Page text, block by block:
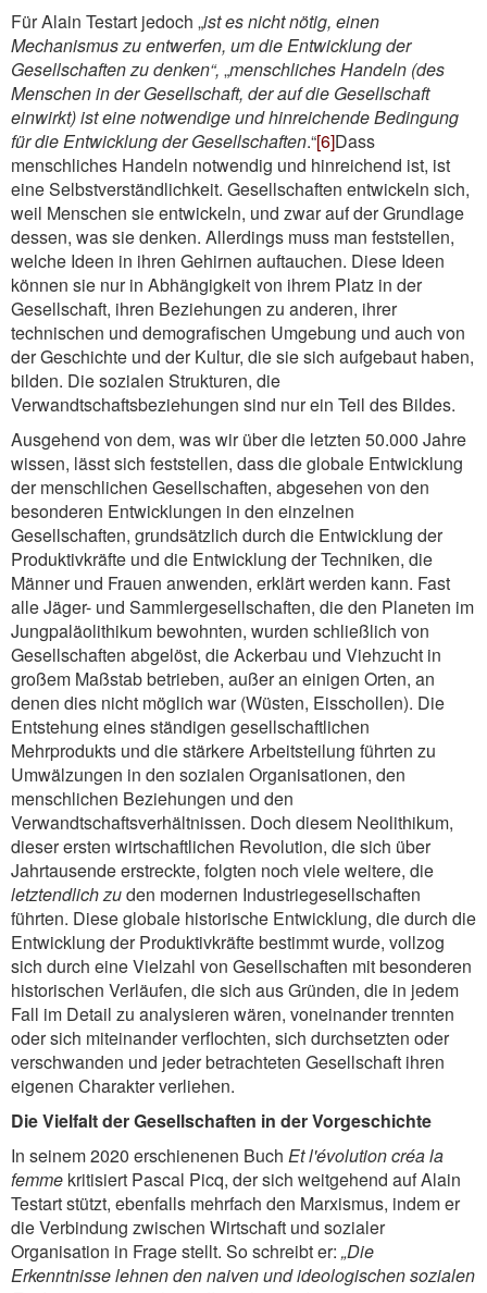
Für Alain Testart jedoch „ist es nicht nötig, einen
Mechanismus zu entwerfen, um die Entwicklung der
Gesellschaften zu denken“, „menschliches Handeln (des
Menschen in der Gesellschaft, der auf die Gesellschaft
einwirkt) ist eine notwendige und hinreichende Bedingung
für die Entwicklung der Gesellschaften.“[6]Dass
menschliches Handeln notwendig und hinreichend ist, ist
eine Selbstverständlichkeit. Gesellschaften entwickeln sich,
weil Menschen sie entwickeln, und zwar auf der Grundlage
dessen, was sie denken. Allerdings muss man feststellen,
welche Ideen in ihren Gehirnen auftauchen. Diese Ideen
können sie nur in Abhängigkeit von ihrem Platz in der
Gesellschaft, ihren Beziehungen zu anderen, ihrer
technischen und demografischen Umgebung und auch von
der Geschichte und der Kultur, die sie sich aufgebaut haben,
bilden. Die sozialen Strukturen, die
Verwandtschaftsbeziehungen sind nur ein Teil des Bildes.
Ausgehend von dem, was wir über die letzten 50.000 Jahre
wissen, lässt sich feststellen, dass die globale Entwicklung
der menschlichen Gesellschaften, abgesehen von den
besonderen Entwicklungen in den einzelnen
Gesellschaften, grundsätzlich durch die Entwicklung der
Produktivkräfte und die Entwicklung der Techniken, die
Männer und Frauen anwenden, erklärt werden kann. Fast
alle Jäger- und Sammlergesellschaften, die den Planeten im
Jungpaläolithikum bewohnten, wurden schließlich von
Gesellschaften abgelöst, die Ackerbau und Viehzucht in
großem Maßstab betrieben, außer an einigen Orten, an
denen dies nicht möglich war (Wüsten, Eisschollen). Die
Entstehung eines ständigen gesellschaftlichen
Mehrprodukts und die stärkere Arbeitsteilung führten zu
Umwälzungen in den sozialen Organisationen, den
menschlichen Beziehungen und den
Verwandtschaftsverhältnissen. Doch diesem Neolithikum,
dieser ersten wirtschaftlichen Revolution, die sich über
Jahrtausende erstreckte, folgten noch viele weitere, die
letztendlich zuden modernen Industriegesellschaften
führten. Diese globale historische Entwicklung, die durch die
Entwicklung der Produktivkräfte bestimmt wurde, vollzog
sich durch eine Vielzahl von Gesellschaften mit besonderen
historischen Verläufen, die sich aus Gründen, die in jedem
Fall im Detail zu analysieren wären, voneinander trennten
oder sich miteinander verflochten, sich durchsetzten oder
verschwanden und jeder betrachteten Gesellschaft ihren
eigenen Charakter verliehen.
Die Vielfalt der Gesellschaften in der Vorgeschichte
In seinem 2020 erschienenen Buch Et l'évolution créa la
femme kritisiert Pascal Picq, der sich weitgehend auf Alain
Testart stützt, ebenfalls mehrfach den Marxismus, indem er
die Verbindung zwischen Wirtschaft und sozialer
Organisation in Frage stellt. So schreibt er: „Die
Erkenntnisse lehnen den naiven und ideologischen sozialen